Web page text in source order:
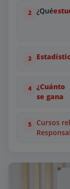
¿Qué
¿Cuánto
se gana
Cursos